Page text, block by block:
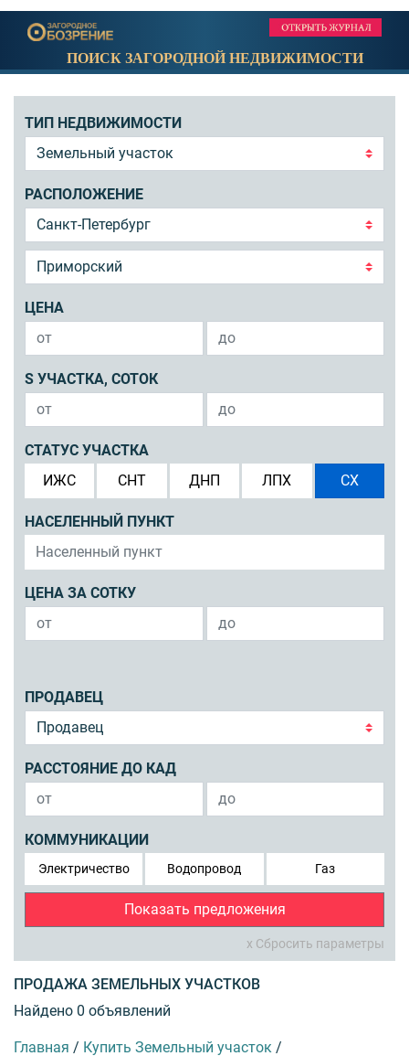
ПОИСК ЗАГОРОДНОЙ НЕДВИЖИМОСТИ
ТИП НЕДВИЖИМОСТИ
РАСПОЛОЖЕНИЕ
ЦЕНА
S УЧАСТКА, СОТОК
СТАТУС УЧАСТКА
ИЖС
СНТ ДНП ЛПХ СХ
НАСЕЛЕННЫЙ ПУНКТ
ЦЕНА ЗА СОТКУ
ПРОДАВЕЦ
РАССТОЯНИЕ ДО КАД
КОММУНИКАЦИИ
Электричество Водопровод Газ
Показать предложения
x Сбросить параметры
ПРОДАЖА ЗЕМЕЛЬНЫХ УЧАСТКОВ
Найдено 0 объявлений
Главная / Купить Земельный участок /